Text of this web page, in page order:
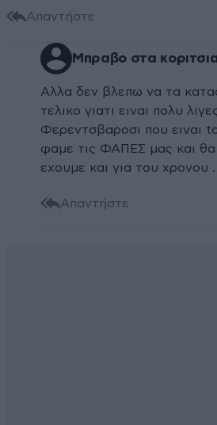
Απαντήστε
Μπραβο στα
Αλλα δεν βλεπω να τα
τελικο γιατι ειναι πολυ
Φερεντσβαροσι που ειναι
φαμε τις ΦΑΠΕΣ μας και θα
εχουμε και για του χρονου .
Απαντήστε